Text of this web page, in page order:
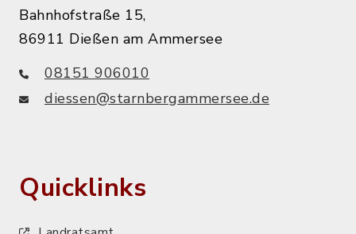
Bahnhofstraße 15,
86911 Dießen am Ammersee
08151 906010
diessen@starnbergammersee.de
Quicklinks